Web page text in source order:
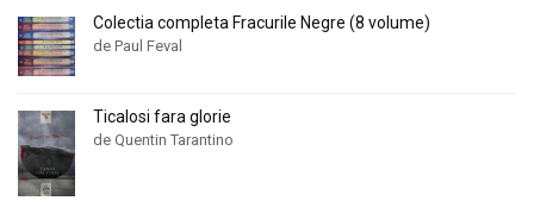
Colectia completa Fracurile Negre (8 volume)
de Paul Feval
Ticalosi fara glorie
de Quentin Tarantino